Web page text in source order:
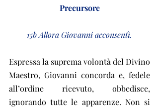
Precursore
15b Allora Giovanni acconsentì.
Espressa la suprema volontà del Divino
Maestro, Giovanni concorda e, fedele
all’ordine ricevuto, obbedisce,
ignorando tutte le apparenze. Non si